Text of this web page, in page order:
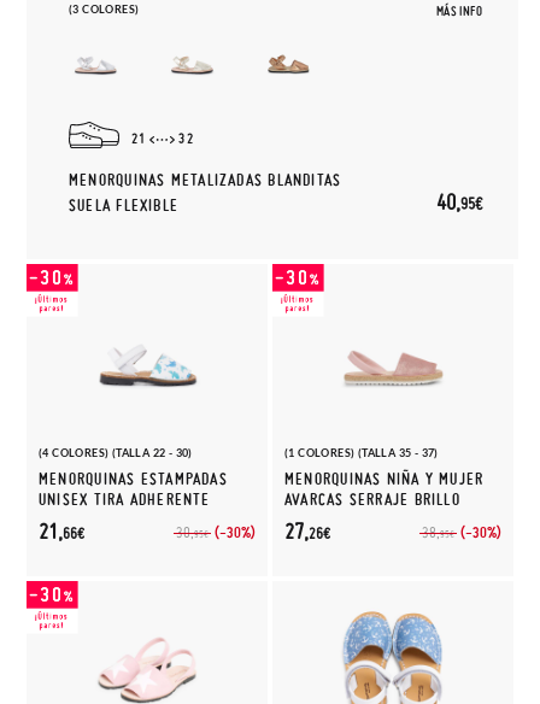
(3 COLORES) MÁS INFO
21 32
MENORQUINAS METALIZADAS BLANDITAS
SUELA FLEXIBLE
40,95€
(4 COLORES) (TALLA 22 - 30)
MENORQUINAS ESTAMPADAS
UNISEX TIRA ADHERENTE
30,95€ (-30%)
21,66€
(1 COLORES) (TALLA 35 - 37)
MENORQUINAS NIÑA Y MUJER
AVARCAS SERRAJE BRILLO
38,95€ (-30%)
27,26€